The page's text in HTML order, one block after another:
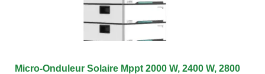
Micro-Onduleur Solaire Mppt 2000 W, 2400 W, 2800